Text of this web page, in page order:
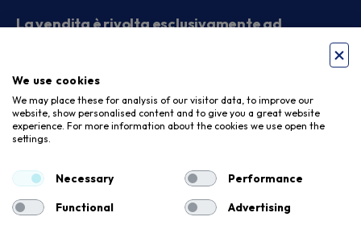
La vendita è rivolta esclusivamente ad
Accettiamo
Seguici sui social
We use cookies
We may place these for analysis of our visitor data, to improve our
website, show personalised content and to give you a great website
experience. For more information about the cookies we use open the
settings.
Necessary
Performance
Functional
Advertising